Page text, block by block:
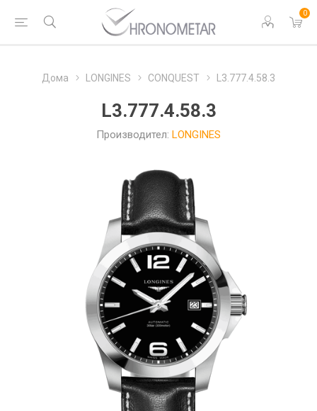
0
Дома LONGINES CONQUEST L3.777.4.58.3
L3.777.4.58.3
Производител: LONGINES